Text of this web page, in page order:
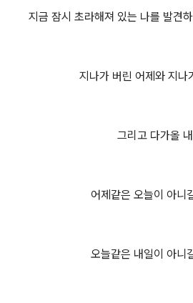
지금 잠시 초라해져 있는 나를 발견
지나가 버린 어제와 지나
그리고 다가올
어제같은 오늘이 아니
오늘같은 내일이 아니